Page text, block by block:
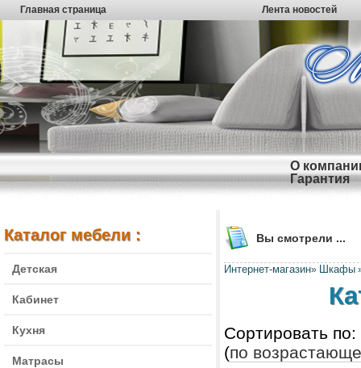
Главная страница Лента новостей
О
Гарантия
Каталог мебели :
Детская
Кабинет
Кухня
Матрасы
Вы смотрели ...
Интернет-магазин» Шкафы
Сортировать
(по